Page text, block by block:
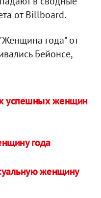
от Billboard.
года" от
Бейонсе,
успешных женщин
года
женщину